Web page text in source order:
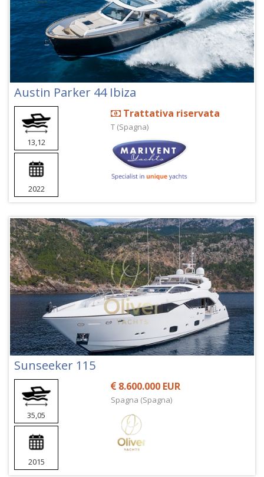
Austin Parker 44 Ibiza
13,12
2022
Trattativa riservata
T (Spagna)
Sunseeker 115
35,05
2015
8.600.000 EUR
Spagna (Spagna)